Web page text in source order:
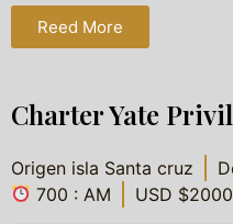
Reed More
Charter Yate
Origen isla Santa cruz
700 : AM
USD $2000